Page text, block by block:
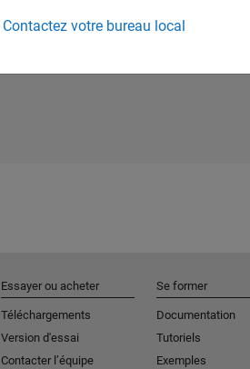
Contactez votre bureau local
Essayer ou acheter
Téléchargements
Version d'essai
Contacter l’équipe
Se former
Documentation
Tutoriels
Exemples